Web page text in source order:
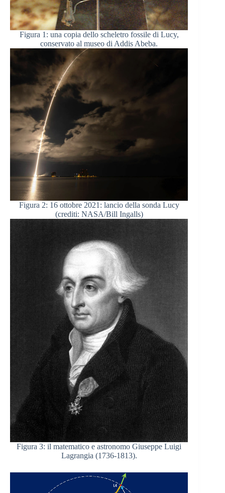
Figura 1: una copia dello scheletro fossile di Lucy,
conservato al museo di Addis Abeba.
Figura 2: 16 ottobre 2021: lancio della sonda Lucy
(crediti: NASA/Bill Ingalls)
Figura 3: il matematico e astronomo Giuseppe Luigi
Lagrangia (1736-1813).